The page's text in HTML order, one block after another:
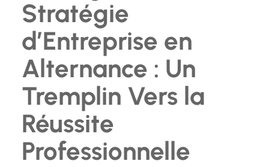
Stratégie
d’Entreprise en
Alternance : Un
Tremplin Vers la
Réussite
Professionnelle